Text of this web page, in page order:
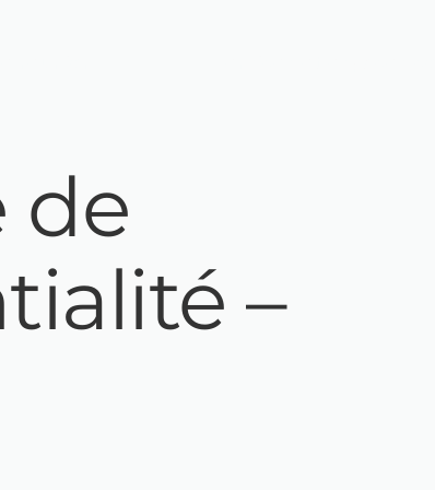
de
–